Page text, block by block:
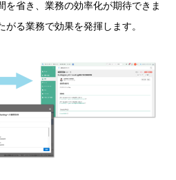
を省き、業務の効率化が期待できま
る業務で効果を発揮します。